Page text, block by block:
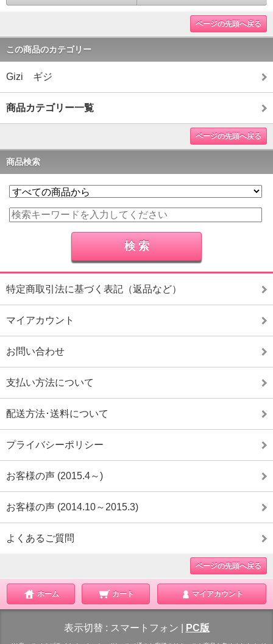
ページの先頭へ戻る
この商品のカテゴリー
Gizi ギジ
商品カテゴリー一覧
ページの先頭へ戻る
商品検索
特定商取引法に基づく表記（返品など）
マイアカウント
お問い合わせ
支払い方法について
配送方法･送料について
プライバシーポリシー
お客様の声 (2015.4～)
お客様の声 (2014.10～2015.3)
よくあるご質問
ページの先頭へ戻る
ホーム カート マイアカウント
表示切替 : スマートフォン PC版